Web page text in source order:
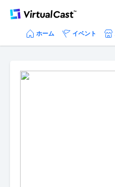
ホーム イベント